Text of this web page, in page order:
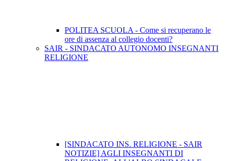
POLITEA SCUOLA - Come si recuperano le
ore di assenza al collegio docenti?
SAIR - SINDACATO AUTONOMO INSEGNANTI
RELIGIONE
[SINDACATO INS. RELIGIONE - SAIR
NOTIZIE] AGLI INSEGNANTI DI